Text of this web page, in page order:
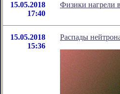
15.05.2018
17:40
Физики нагрели
15.05.2018
15:36
Распады